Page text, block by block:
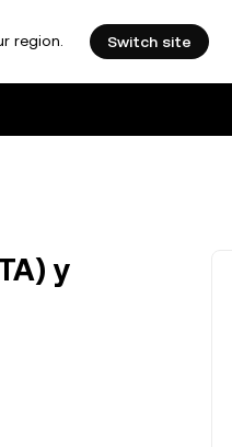
region. Switch site
у